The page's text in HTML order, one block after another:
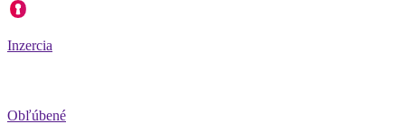
Inzercia
Obľúbené